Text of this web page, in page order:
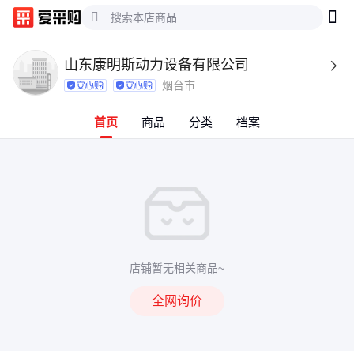
山东康明斯动力设备有限公司 
烟台市
首页 商品 分类 档案
店铺暂无相关商品~
全网询价